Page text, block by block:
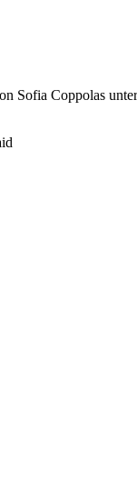
Sofia Coppolas